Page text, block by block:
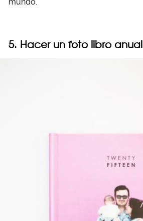
5. Hacer un foto libro anual